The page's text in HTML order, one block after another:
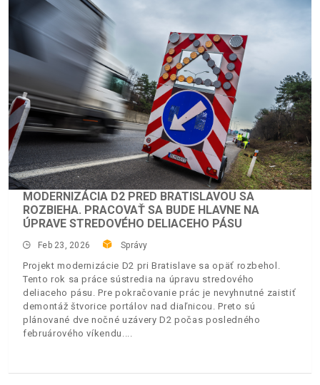
MODERNIZÁCIA D2 PRED BRATISLAVOU SA
ROZBIEHA. PRACOVAŤ SA BUDE HLAVNE NA
ÚPRAVE STREDOVÉHO DELIACEHO PÁSU
Feb 23, 2026 Správy
Projekt modernizácie D2 pri Bratislave sa opäť rozbehol.
Tento rok sa práce sústredia na úpravu stredového
deliaceho pásu. Pre pokračovanie prác je nevyhnutné zaistiť
demontáž štvorice portálov nad diaľnicou. Preto sú
plánované dve nočné uzávery D2 počas posledného
februárového víkendu.